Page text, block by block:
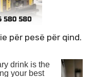
për pesë për qind.